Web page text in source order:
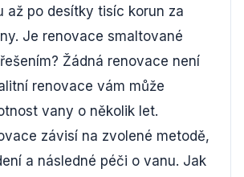
až po desítky tisíc korun za
Je renovace smaltované
Žádná renovace není
renovace vám může
vany o několik let.
závisí na zvolené metodě,
a následné péči o vanu. Jak